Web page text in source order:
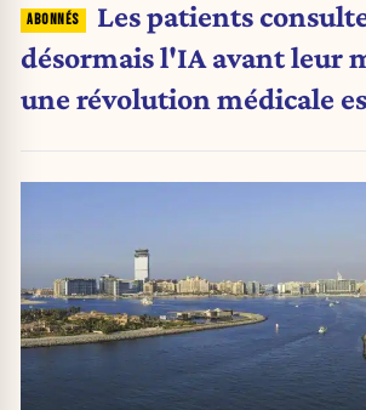
Les patients
désormais l'IA avant leur
une révolution médicale